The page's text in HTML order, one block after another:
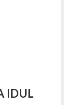
IDUL